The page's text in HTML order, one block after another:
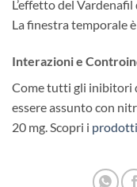
L’effetto del
La finestra temporale
Interazioni e
Come tutti gli inibitori
essere assunto con
20 mg. Scopri i prodotti